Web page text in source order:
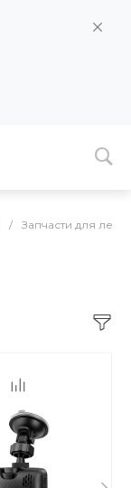
/ Запчасти для